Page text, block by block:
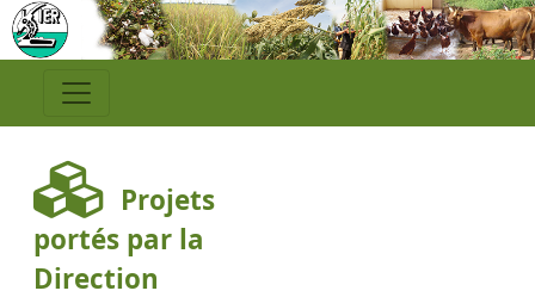
Projets
portés par la
Direction